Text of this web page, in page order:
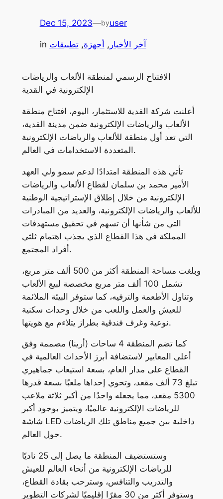
Dec 15, 2023—byuser
in آخر الأخبار , أجهزة, تطبيقات
الافتتاح الرسمي لمنطقة الألعاب والرياضات
الإلكترونية في القدية
أعلنت شركة القدية للاستثمار، اليوم، افتتاح منطقة
الألعاب والرياضات الإلكترونية ضمن مدينة القدية،
التي تعد أول منطقة للألعاب والرياضات الإلكترونية
المتعددة الاستخدامات في العالم.
تأتي هذه المنطقة امتدادًا لدعم سمو ولي العهد
الأمير محمد بن سلمان لقطاع الألعاب والرياضات
الإلكترونية من خلال إطلاق الإستراتيجية الوطنية
للألعاب والرياضات الإلكترونية، والعديد من المبادرات
التي من شأنها أن تسهم في تحقيق مستهدفات
المملكة في هذا القطاع الذي يجذب اهتمام ثلثي
أفراد المجتمع.
وبلغت مساحة المنطقة أكثر من 500 ألف متر مربع،
تشمل 100 ألف متر مربع مخصصة لبيع الألعاب
وتناول الأطعمة والترفيه، كما ستوفر البيئة الملائمة
للعيش والعمل واللعب من خلال وحدات سكنية
نوعية وغرف فندقية بطراز يتلاءم مع هويتها.
كما تضم المنطقة 4 ساحات (أرينا) مصممة وفق
أعلى المعايير لاستضافة أبرز الأحداث العالمية في
القطاع على مدار العام، بسعة استيعاب جماهيري
تبلغ 73 ألف مقعد، وتحوي إحداها ملعبًا بسعة قدرها
5300 مقعد، مما يجعله واحدًا من أكبر ثلاثة ملاعب
للرياضات الإلكترونية عالميًا، ويتميز بوجود أكبر
شاشة LED داخلية بين جميع مناطق تلك الرياضات
حول العالم.
وستستضيف المنطقة ما يصل إلى 25 ناديًا
للرياضات الإلكترونية من أنحاء العالم للعيش
والتدريب والتنافس، وسترحب بقادة القطاع،
وستوفر أكثر من 30 مقرًا إقليميًا لشركات التطوير